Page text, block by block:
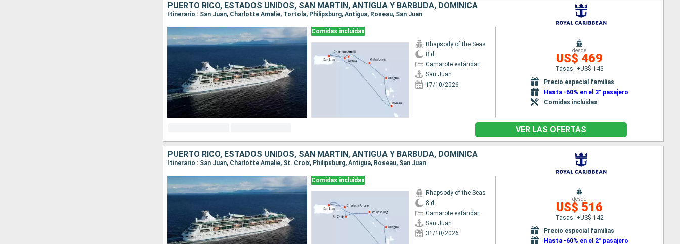
PUERTO RICO, ESTADOS UNIDOS, SAN MARTÍN, ANTIGUA Y BARBUDA, DOMINICA
Itinerario : San Juan, Charlotte Amalie, Tortola, Philipsburg, Antigua, Roseau, San Juan
Comidas incluidas
Rhapsody of the Seas
8 d
Camarote estándar
San Juan
17/10/2026
desde
US$ 469
Tasas: +US$ 143
Precio especial familias
Hasta -60% en el 2° pasajero
Comidas incluidas
VER LAS OFERTAS
PUERTO RICO, ESTADOS UNIDOS, SAN MARTÍN, ANTIGUA Y BARBUDA, DOMINICA
Itinerario : San Juan, Charlotte Amalie, St. Croix, Philipsburg, Antigua, Roseau, San Juan
Comidas incluidas
Rhapsody of the Seas
8 d
Camarote estándar
San Juan
31/10/2026
desde
US$ 516
Tasas: +US$ 142
Precio especial familias
Hasta -60% en el 2° pasajero